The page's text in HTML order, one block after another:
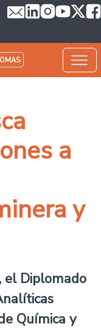
a
y
el Diplomado
Química y